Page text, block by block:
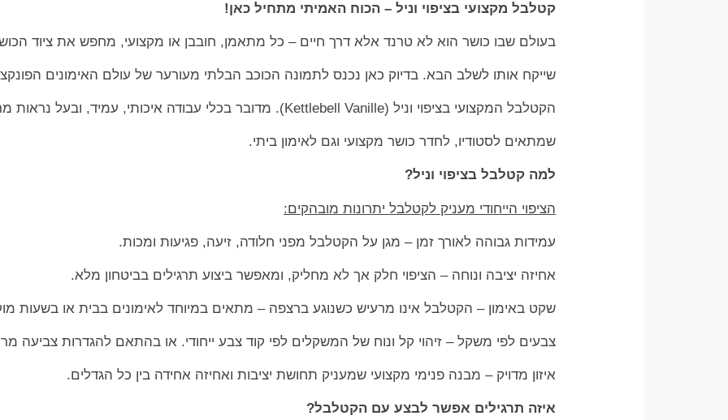
קטלבל מקצועי בציפוי וניל – הכוח האמיתי מתחיל כאן!
בעולם שבו כושר הוא לא טרנד אלא דרך חיים – כל מתאמן, חובבן או מקצועי, מחפש את ציוד
שייקח אותו לשלב הבא. בדיוק כאן נכנס לתמונה הכוכב הבלתי מעורער של עולם האימונים
הקטלבל המקצועי בציפוי וניל (Kettlebell Vanille). מדובר בכלי עבודה איכותי, עמיד, ובעל נראות מרשימה,
שמתאים לסטודיו, לחדר כושר מקצועי וגם לאימון ביתי.
למה קטלבל בציפוי וניל?
הציפוי הייחודי מעניק לקטלבל יתרונות מובהקים:
עמידות גבוהה לאורך זמן – מגן על הקטלבל מפני חלודה, זיעה, פגיעות ומכות.
אחיזה יציבה ונוחה – הציפוי חלק אך לא מחליק, ומאפשר ביצוע תרגילים בביטחון מלא.
שקט באימון – הקטלבל אינו מרעיש כשנוגע ברצפה – מתאים במיוחד לאימונים בבית או בשעות
צבעים לפי משקל – זיהוי קל ונוח של המשקלים לפי קוד צבע ייחודי. או בהתאם להגדרות צביעה
איזון מדויק – מבנה פנימי מקצועי שמעניק תחושת יציבות ואחיזה אחידה בין כל הגדלים.
איזה תרגילים אפשר לבצע עם הקטלבל?